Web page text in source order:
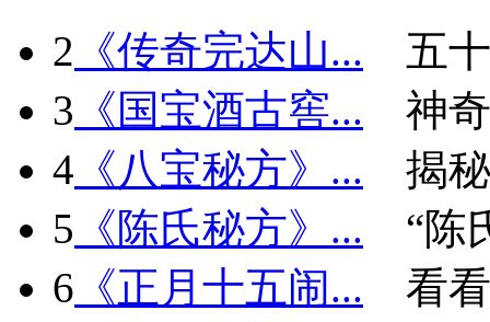
2 《传奇完达山...
五
3 《国宝酒古窖...
神
4 《八宝秘方》...
揭
5 《陈氏秘方》...
“陈
6 《正月十五闹...
看